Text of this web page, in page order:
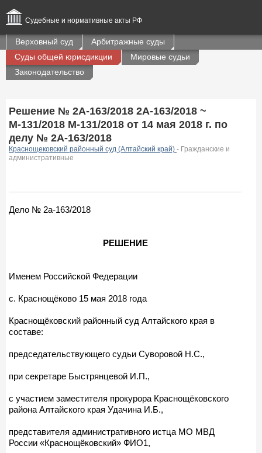
Судебные и нормативные акты РФ
Верховный суд
Арбитражные суды
Суды общей юрисдикции
Мировые судьи
Законодательство
Решение № 2А-163/2018 2А-163/2018 ~
М-131/2018 М-131/2018 от 14 мая 2018 г. по
делу № 2А-163/2018
Краснощековский районный суд (Алтайский край) - Гражданские и
административные
Дело № 2а-163/2018
РЕШЕНИЕ
Именем Российской Федерации
с. Краснощёково 15 мая 2018 года
Краснощёковский районный суд Алтайского края в
составе:
председательствующего судьи Суворовой Н.С.,
при секретаре Быстрянцевой И.П.,
с участием заместителя прокурора Краснощёковского
района Алтайского края Удачина И.Б.,
представителя административного истца МО МВД
России «Краснощёковский» ФИО1,